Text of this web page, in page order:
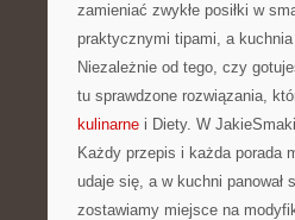
zamieniać zwykłe posiłki w
praktycznymi tipami, a
Niezależnie od tego, czy
tu sprawdzone rozwiązania,
kulinarne i Diety. W
Każdy przepis i każda porada
udaje się, a w kuchni
zostawiamy miejsce na